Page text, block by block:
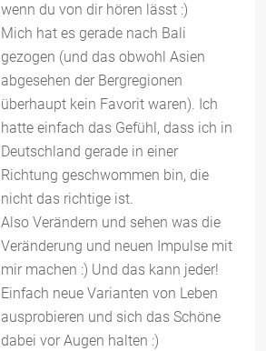
wenn du von dir hören lässt :)
Mich hat es gerade nach Bali
gezogen (und das obwohl Asien
abgesehen der Bergregionen
überhaupt kein Favorit waren). Ich
hatte einfach das Gefühl, dass ich in
Deutschland gerade in einer
Richtung geschwommen bin, die
nicht das richtige ist.
Also Verändern und sehen was die
Veränderung und neuen Impulse mit
mir machen :) Und das kann jeder!
Einfach neue Varianten von Leben
ausprobieren und sich das Schöne
dabei vor Augen halten :)